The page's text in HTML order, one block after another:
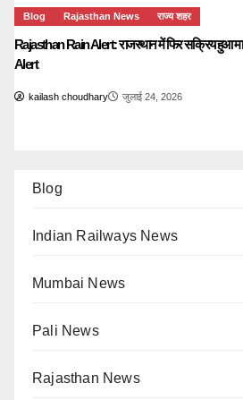
Blog Rajasthan News राज्य शहर
Rajasthan Rain Alert: राजस्थान में फिर सक्रिय हुआ
Alert
kailash choudhary जुलाई 24, 2026
Blog
Indian Railways News
Mumbai News
Pali News
Rajasthan News